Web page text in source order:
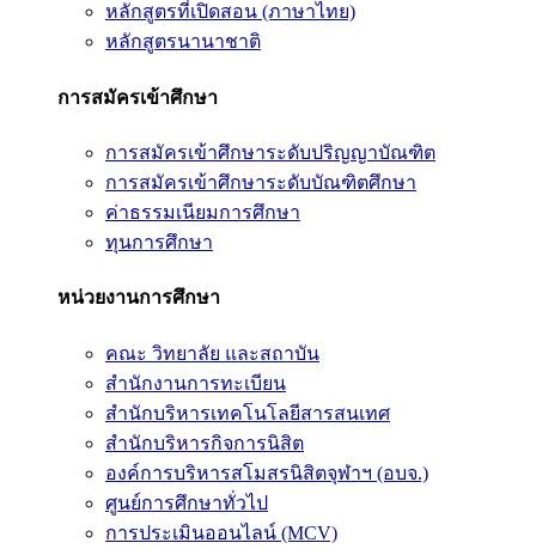
หลักสูตรที่เปิดสอน (ภาษาไทย)
หลักสูตรนานาชาติ
การสมัครเข้าศึกษา
การสมัครเข้าศึกษาระดับปริญญาบัณฑิต
การสมัครเข้าศึกษาระดับบัณฑิตศึกษา
ค่าธรรมเนียมการศึกษา
ทุนการศึกษา
หน่วยงานการศึกษา
คณะ วิทยาลัย และสถาบัน
สำนักงานการทะเบียน
สำนักบริหารเทคโนโลยีสารสนเทศ
สำนักบริหารกิจการนิสิต
องค์การบริหารสโมสรนิสิตจุฬาฯ (อบจ.)
ศูนย์การศึกษาทั่วไป
การประเมินออนไลน์ (MCV)